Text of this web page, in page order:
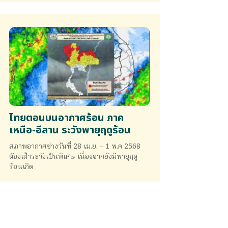
ไทยตอนบนอากาศร้อน ภาค
เหนือ-อีสาน ระวังพายุฤดูร้อน
สภาพอากาศช่วงวันที่ 28 เม.ย. – 1 พ.ค 2568
ต้องเฝ้าระวังเป็นพิเศษ เนื่องจากยังมีพายุฤดู
ร้อนเกิด